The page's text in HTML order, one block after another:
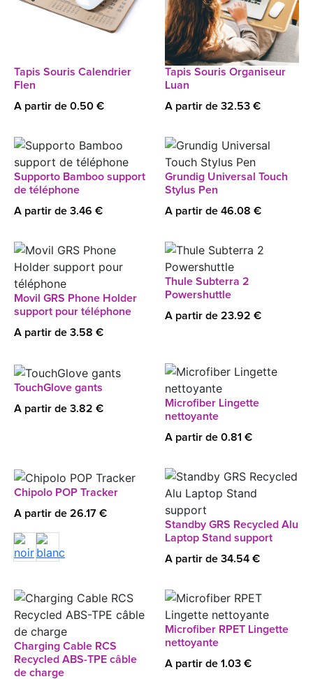
Tapis Souris Calendrier
Flen
A partir de 0.50 €
Tapis Souris Organiseur
Luan
A partir de 32.53 €
Supporto Bamboo support
de téléphone
A partir de 3.46 €
Grundig Universal Touch
Stylus Pen
A partir de 46.08 €
Movil GRS Phone Holder
support pour téléphone
A partir de 3.58 €
Thule Subterra 2
Powershuttle
A partir de 23.92 €
TouchGlove gants
A partir de 3.82 €
Microfiber Lingette
nettoyante
A partir de 0.81 €
Chipolo POP Tracker
A partir de 26.17 €
Standby GRS Recycled Alu
Laptop Stand support
A partir de 34.54 €
Charging Cable RCS
Recycled ABS-TPE câble
de charge
Microfiber RPET Lingette
nettoyante
A partir de 1.03 €